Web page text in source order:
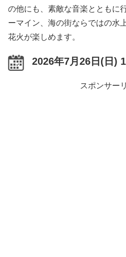
の他にも、素敵な音楽とともに
ーマイン、海の街ならではの水
花火が楽しめます。
2026年7月26日(日)
スポンサー